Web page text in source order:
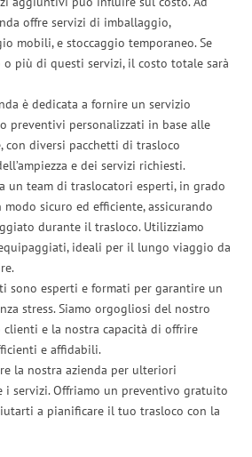
offre servizi di imballaggio,
mobili, e stoccaggio temporaneo. Se
più di questi servizi, il costo totale sarà
è dedicata a fornire un servizio
preventivi personalizzati in base alle
con diversi pacchetti di trasloco
e dei servizi richiesti.
un team di traslocatori esperti, in grado
sicuro ed efficiente, assicurando
durante il trasloco. Utilizziamo
ideali per il lungo viaggio da
sono esperti e formati per garantire un
stress. Siamo orgogliosi del nostro
e la nostra capacità di offrire
e affidabili.
la nostra azienda per ulteriori
i servizi. Offriamo un preventivo gratuito
a pianificare il tuo trasloco con la